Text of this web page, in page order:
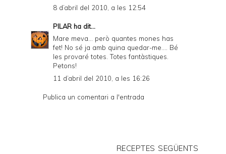
8 d’abril del 2010, a les 12:54
PILAR ha dit...
Mare meva... però quantes mones has
fet! No sé ja amb quina quedar-me.... Bé
les provaré totes. Totes fantàstiques.
Petons!
11 d’abril del 2010, a les 16:26
Publica un comentari a l'entrada
RECEPTES SEGÜENTS